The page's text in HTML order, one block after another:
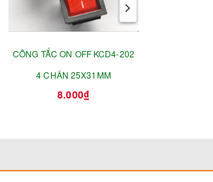
CÔNG TẮC ON OFF KCD4-202
4 CHÂN 25X31MM
8.000₫